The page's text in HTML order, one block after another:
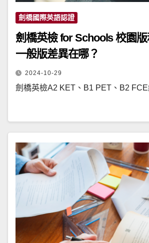
劍橋國際英語認證
劍橋英檢 for Schools 校園
一般版差異在哪？
2024-10-29
劍橋英檢A2 KET、B1 PET、B2